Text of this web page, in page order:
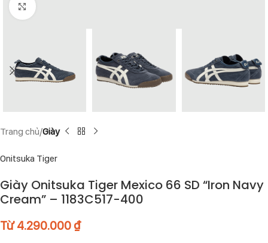
Click to enlarge
Trang chủ Giày
Onitsuka Tiger
Giày Onitsuka Tiger Mexico 66 SD “Iron Navy
Cream” – 1183C517-400
Từ4.290.000 ₫